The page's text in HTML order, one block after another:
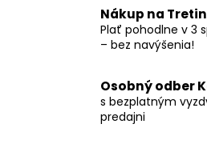
Nákup na
Plať pohodlne v 3
– bez navýšenia!
Osobný odber
s bezplatným
predajni